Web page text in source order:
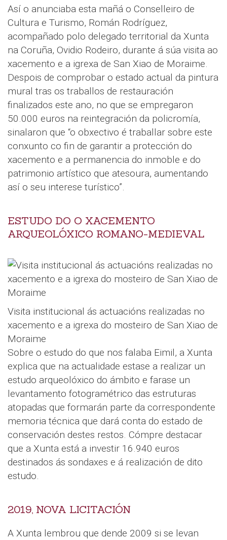
Así o anunciaba esta mañá o Conselleiro de
Cultura e Turismo, Román Rodríguez,
acompañado polo delegado territorial da Xunta
na Coruña, Ovidio Rodeiro, durante á súa visita ao
xacemento e a igrexa de San Xiao de Moraime.
Despois de comprobar o estado actual da pintura
mural tras os traballos de restauración
finalizados este ano, no que se empregaron
50.000 euros na reintegración da policromía,
sinalaron que “o obxectivo é traballar sobre este
conxunto co fin de garantir a protección do
xacemento e a permanencia do inmoble e do
patrimonio artístico que atesoura, aumentando
así o seu interese turístico”.
ESTUDO DO O XACEMENTO
ARQUEOLÓXICO ROMANO-MEDIEVAL
Visita institucional ás actuacións realizadas no
xacemento e a igrexa do mosteiro de San Xiao de
Moraime
Sobre o estudo do que nos falaba Eimil, a Xunta
explica que na actualidade estase a realizar un
estudo arqueolóxico do ámbito e farase un
levantamento fotogramétrico das estruturas
atopadas que formarán parte da correspondente
memoria técnica que dará conta do estado de
conservación destes restos. Cómpre destacar
que a Xunta está a investir 16.940 euros
destinados ás sondaxes e á realización de dito
estudo.
2019, NOVA LICITACIÓN
A Xunta lembrou que dende 2009 si se levan